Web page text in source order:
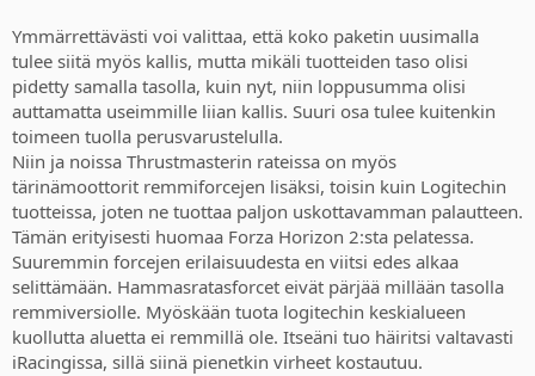
Ymmärrettävästi voi valittaa, että koko paketin uusimalla
tulee siitä myös kallis, mutta mikäli tuotteiden taso olisi
pidetty samalla tasolla, kuin nyt, niin loppusumma olisi
auttamatta useimmille liian kallis. Suuri osa tulee kuitenkin
toimeen tuolla perusvarustelulla.
Niin ja noissa Thrustmasterin rateissa on myös
tärinämoottorit remmiforcejen lisäksi, toisin kuin Logitechin
tuotteissa, joten ne tuottaa paljon uskottavamman palautteen.
Tämän erityisesti huomaa Forza Horizon 2:sta pelatessa.
Suuremmin forcejen erilaisuudesta en viitsi edes alkaa
selittämään. Hammasratasforcet eivät pärjää millään tasolla
remmiversiolle. Myöskään tuota logitechin keskialueen
kuollutta aluetta ei remmillä ole. Itseäni tuo häiritsi valtavasti
iRacingissa, sillä siinä pienetkin virheet kostautuu.